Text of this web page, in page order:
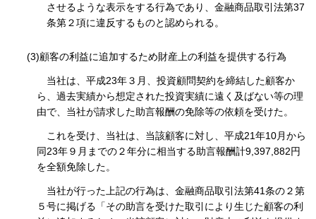
させるような表示をする行為であり、金融商品取引法第37
条第２項に違反するものと認められる。
(3)顧客の利益に追加するため財産上の利益を提供する行為
当社は、平成23年３月、投資顧問契約を締結した顧客か
ら、過去実績から想定された投資実績に遠く及ばない等の理
由で、当社が請求した助言報酬の免除等の依頼を受けた。
これを受け、当社は、当該顧客に対し、平成21年10月から
同23年９月までの２年分に相当する助言報酬計9,397,882円
を全額免除した。
当社が行った上記の行為は、金融商品取引法第41条の２第
５号に掲げる「その助言を受けた取引により生じた顧客の利